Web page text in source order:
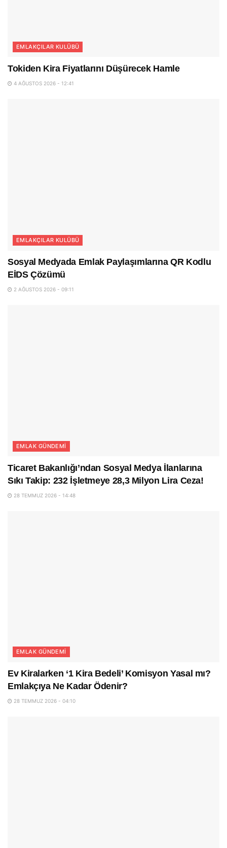
EMLAKÇILAR KULÜBÜ
Tokiden Kira Fiyatlarını Düşürecek Hamle
4 AĞUSTOS 2026 - 12:41
EMLAKÇILAR KULÜBÜ
Sosyal Medyada Emlak Paylaşımlarına QR Kodlu
EİDS Çözümü
2 AĞUSTOS 2026 - 09:11
EMLAK GÜNDEMI
Ticaret Bakanlığı’ndan Sosyal Medya İlanlarına
Sıkı Takip: 232 İşletmeye 28,3 Milyon Lira Ceza!
28 TEMMUZ 2026 - 14:48
EMLAK GÜNDEMI
Ev Kiralarken ‘1 Kira Bedeli’ Komisyon Yasal mı?
Emlakçıya Ne Kadar Ödenir?
28 TEMMUZ 2026 - 04:10